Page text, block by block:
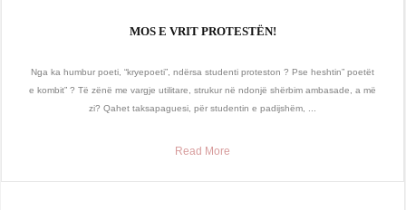
MOS E VRIT PROTESTËN!
Nga ka humbur poeti, “kryepoeti”, ndërsa studenti proteston ? Pse heshtin” poetët
e kombit” ? Të zënë me vargje utilitare, strukur në ndonjë shërbim ambasade, a më
zi? Qahet taksapaguesi, për studentin e padijshëm, ...
Read More